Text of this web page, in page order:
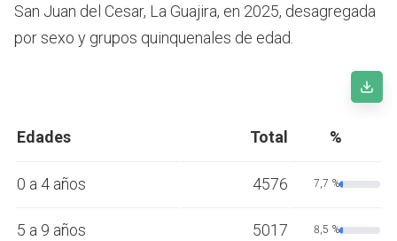
San Juan del Cesar, La Guajira, en 2025, desagregada
por sexo y grupos quinquenales de edad.
Edades Total %
0 a 4 años 4576 7,7 %
5 a 9 años 5017 8,5 %